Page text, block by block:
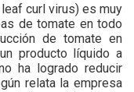
curl virus) es muy
de tomate en todo
de tomate en
producto líquido a
ha logrado reducir
relata la empresa